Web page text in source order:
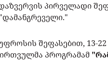
პირველადი
შეფასებით, 13-
პროგრამამ